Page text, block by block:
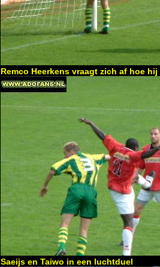
Remco Heerkens vraagt zich af hoe
Saeijs en Taiwo in een luchtduel